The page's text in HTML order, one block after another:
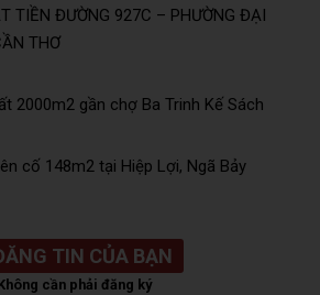
TIỀN ĐƯỜNG 927C – PHƯỜNG ĐẠI
THƠ
2000m2 gần chợ Ba Trinh Kế Sách
cố 148m2 tại Hiệp Lợi, Ngã Bảy
TIN CỦA BẠN
cần phải đăng ký